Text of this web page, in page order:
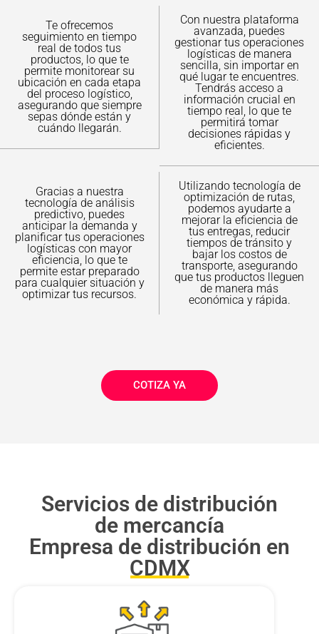
Te ofrecemos
seguimiento en tiempo
real de todos tus
productos, lo que te
permite monitorear su
ubicación en cada etapa
del proceso logístico,
asegurando que siempre
sepas dónde están y
cuándo llegarán.
Con nuestra plataforma
avanzada, puedes
gestionar tus operaciones
logísticas de manera
sencilla, sin importar en
qué lugar te encuentres.
Tendrás acceso a
información crucial en
tiempo real, lo que te
permitirá tomar
decisiones rápidas y
eficientes.
Gracias a nuestra
tecnología de análisis
predictivo, puedes
anticipar la demanda y
planificar tus operaciones
logísticas con mayor
eficiencia, lo que te
permite estar preparado
para cualquier situación y
optimizar tus recursos.
Utilizando tecnología de
optimización de rutas,
podemos ayudarte a
mejorar la eficiencia de
tus entregas, reducir
tiempos de tránsito y
bajar los costos de
transporte, asegurando
que tus productos lleguen
de manera más
económica y rápida.
COTIZA YA
Servicios de distribución
de mercancía
Empresa de distribución en
CDMX